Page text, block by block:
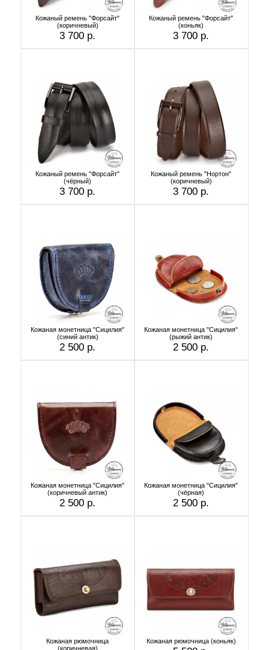
Кожаный ремень "Форсайт"
(коричневый)
3 700 р.
Кожаный ремень "Форсайт"
(коньяк)
3 700 р.
Кожаный ремень "Форсайт"
(чёрный)
3 700 р.
Кожаный ремень "Нортон"
(коричневый)
3 700 р.
Кожаная монетница "Сицилия"
(синий антик)
2 500 р.
Кожаная монетница "Сицилия"
(рыжий антик)
2 500 р.
Кожаная монетница "Сицилия"
(коричневый антик)
2 500 р.
Кожаная монетница "Сицилия"
(чёрная)
2 500 р.
Кожаная рюмочница
(коричневая)
Кожаная рюмочница (коньяк)